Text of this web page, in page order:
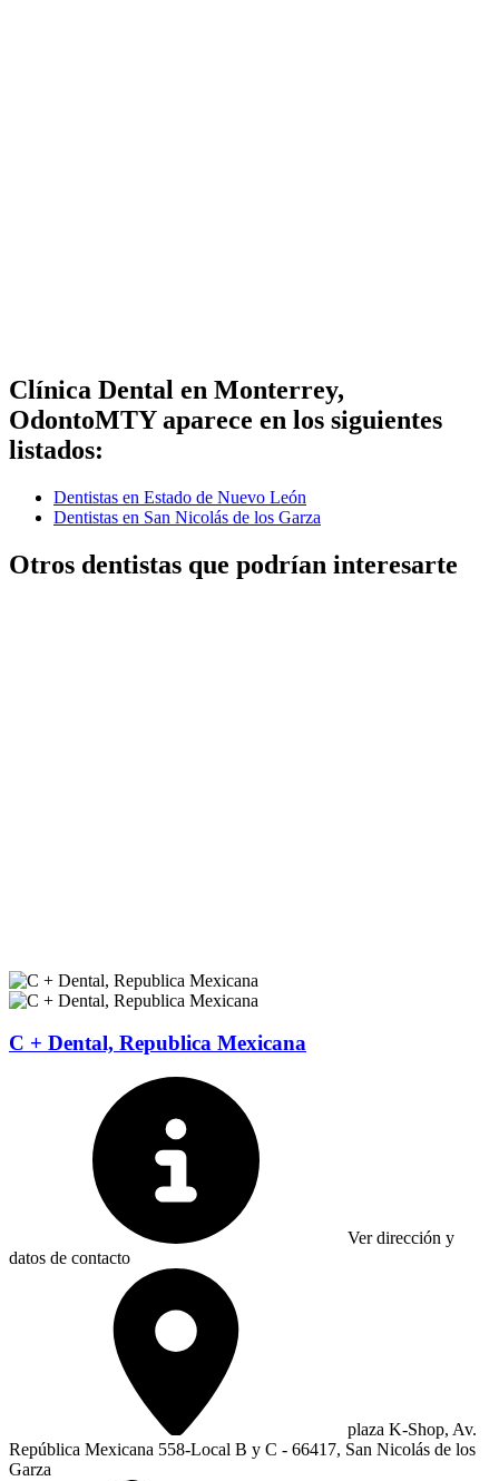
Clínica Dental en Monterrey,
OdontoMTY aparece en los siguientes
listados:
Dentistas en Estado de Nuevo León
Dentistas en San Nicolás de los Garza
Otros dentistas que podrían interesarte
C + Dental, Republica Mexicana
Ver dirección y
datos de contacto
plaza K-Shop, Av.
República Mexicana 558-Local B y C - 66417, San Nicolás de los
Garza